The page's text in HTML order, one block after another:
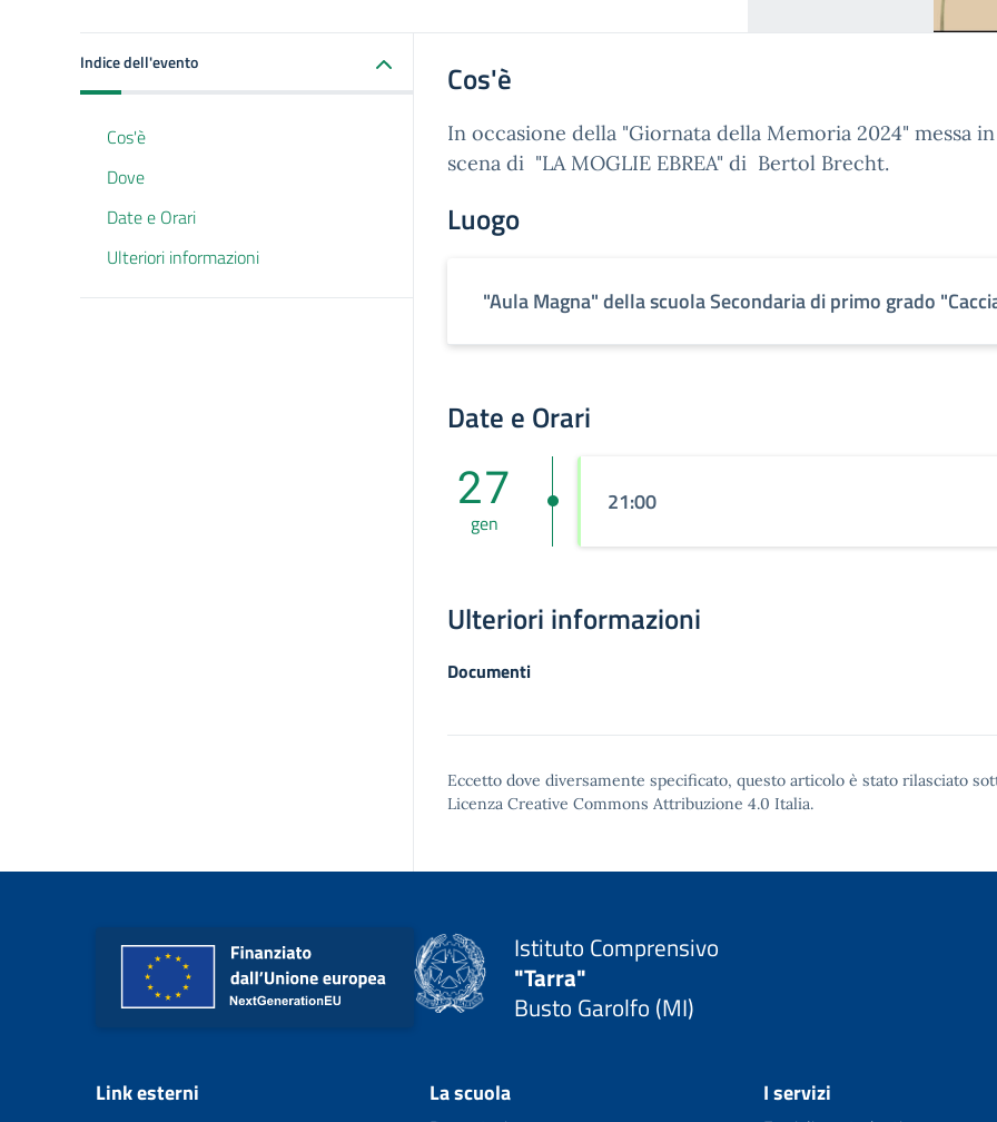
Indice dell'evento
Cos'è
Dove
Date e Orari
Ulteriori informazioni
Cos'è
In occasione della "Giornata della Memoria 2024" messa in
scena di "LA MOGLIE EBREA" di Bertol Brecht.
Luogo
"Aula Magna" della scuola Secondaria di primo grado
Date e Orari
27
gen
21:00
Ulteriori informazioni
Documenti
Eccetto dove diversamente specificato, questo articolo è stato rilasciato
Licenza Creative Commons Attribuzione 4.0 Italia.
Istituto Comprensivo
"Tarra"
Busto Garolfo (MI)
Link esterni La scuola I servizi